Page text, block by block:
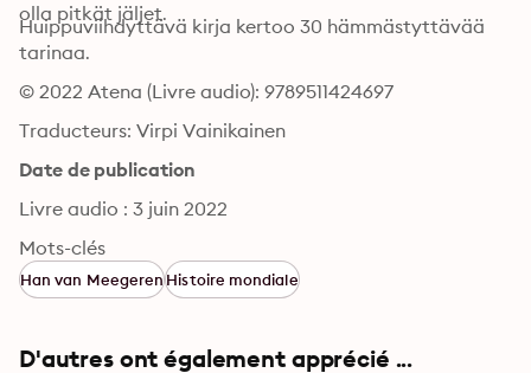
olla pitkät jäljet.
Huippuviihdyttävä kirja kertoo 30 hämmästyttävää
tarinaa.
© 2022 Atena (Livre audio): 9789511424697
Traducteurs: Virpi Vainikainen
Date de publication
Livre audio : 3 juin 2022
Mots-clés
Han van MeegerenHistoire mondiale
D'autres ont également apprécié ...